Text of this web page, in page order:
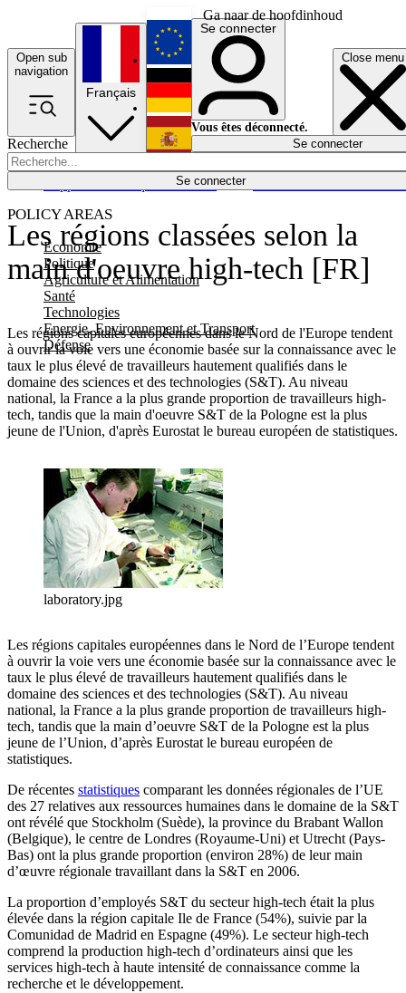
Ga naar de hoofdinhoud
Open sub
navigation
Close menu
Recherche
Se connecter
POLICY AREAS
Economie
Politique
Agriculture et Alimentation
Santé
Technologies
Energie, Environnement et Transport
Défense
Économie
Français
English
Deutsch
Español
Se connecter
Vous êtes déconnecté.
Se connecter
Les régions classées selon la
main d'oeuvre high-tech [FR]
Les régions capitales européennes dans le Nord de l'Europe tendent
à ouvrir la voie vers une économie basée sur la connaissance avec le
taux le plus élevé de travailleurs hautement qualifiés dans le
domaine des sciences et des technologies (S&T). Au niveau
national, la France a la plus grande proportion de travailleurs high-
tech, tandis que la main d'oeuvre S&T de la Pologne est la plus
jeune de l'Union, d'après Eurostat le bureau européen de statistiques.
laboratory.jpg
Les régions capitales européennes dans le Nord de l’Europe tendent
à ouvrir la voie vers une économie basée sur la connaissance avec le
taux le plus élevé de travailleurs hautement qualifiés dans le
domaine des sciences et des technologies (S&T). Au niveau
national, la France a la plus grande proportion de travailleurs high-
tech, tandis que la main d’oeuvre S&T de la Pologne est la plus
jeune de l’Union, d’après Eurostat le bureau européen de
statistiques.
De récentes statistiques comparant les données régionales de l’UE
des 27 relatives aux ressources humaines dans le domaine de la S&T
ont révélé que Stockholm (Suède), la province du Brabant Wallon
(Belgique), le centre de Londres (Royaume-Uni) et Utrecht (Pays-
Bas) ont la plus grande proportion (environ 28%) de leur main
d’œuvre régionale travaillant dans la S&T en 2006.
La proportion d’employés S&T du secteur high-tech était la plus
élevée dans la région capitale Ile de France (54%), suivie par la
Comunidad de Madrid en Espagne (49%). Le secteur high-tech
comprend la production high-tech d’ordinateurs ainsi que les
services high-tech à haute intensité de connaissance comme la
recherche et le développement.